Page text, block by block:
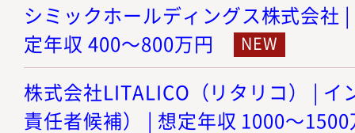
シミックホールディングス株式会社
定年収 400～800万円
株式会社LITALICO（リタリコ） | イ
責任者候補） | 想定年収 1000～